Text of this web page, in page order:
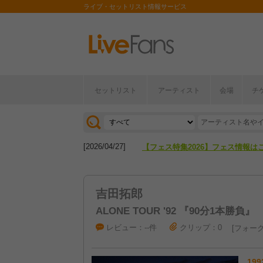
ライブ・セットリスト情報サービス
セットリスト アーティスト 会場 チ
[2026/07/28] 【ライブ動員ランキング】2026年
[2026/04/27] 【フェス特集2026】フェス情報は
吉田拓郎
ALONE TOUR '92 『90分1本勝負』
レビュー：--件 クリップ：0 フォー